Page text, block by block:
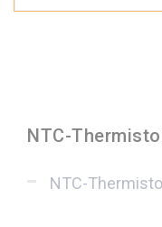
NTC-
NTC-